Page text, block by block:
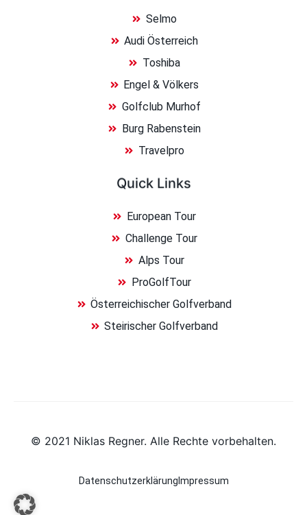
Selmo
Audi Österreich
Toshiba
Engel & Völkers
Golfclub Murhof
Burg Rabenstein
Travelpro
Quick Links
European Tour
Challenge Tour
Alps Tour
ProGolfTour
Österreichischer Golfverband
Steirischer Golfverband
© 2021 Niklas Regner. Alle Rechte vorbehalten.
Datenschutzerklärung Impressum